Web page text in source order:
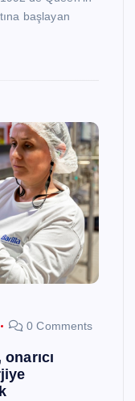
başlayan
0 Comments